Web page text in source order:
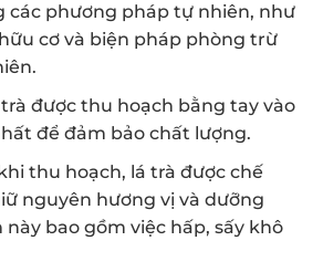
các phương pháp tự nhiên, như
cơ và biện pháp phòng trừ
được thu hoạch bằng tay vào
để đảm bảo chất lượng.
thu hoạch, lá trà được chế
nguyên hương vị và dưỡng
bao gồm việc hấp, sấy khô